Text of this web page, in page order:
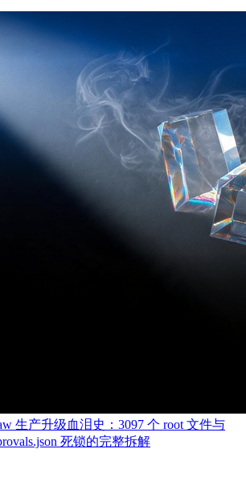
生产升级血泪史：3097 个 root 文件与
死锁的完整拆解